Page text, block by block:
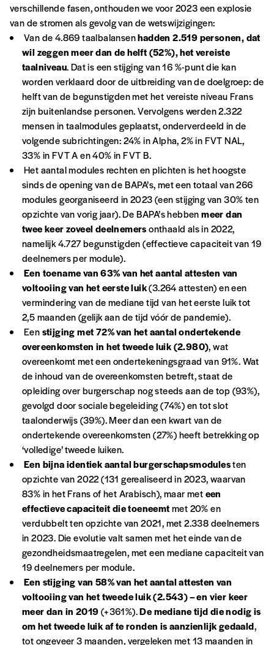
*Prix indicatif, frais de port inclus
Par numéro
5€*
*Prix indicatif, frais de port inclus
Je m'abonne à l'Imag
Format papier (livraison uniquement
en Belgique)
Format numérique
Je commande au numéro
Édition papier (livraison en Belgique
uniquement)
Quantité
AJOUTER
Édition numérique
AJOUTER
Offre découverte
Vous souhaitez découvrirImag? Nous vous
offrons les deux derniers numéros publiés.
Je souhaite bénéficier de l’offre
verschillende fasen, onthouden we voor 2023 een explosie
van de stromen als gevolg van de wetswijzigingen:
Van de 4.869 taalbalansenhadden 2.519 personen, dat
wil zeggen meer dan de helft (52%), het vereiste
taalniveau. Dat is een stijging van 16 %-punt die kan
worden verklaard door de uitbreiding van de doelgroep: de
helft van de begunstigden met het vereiste niveau Frans
zijn buitenlandse personen. Vervolgens werden 2.322
mensen in taalmodules geplaatst, onderverdeeld in de
volgende subrichtingen: 24% in Alpha, 2% in FVT NAL,
33% in FVT A en 40% in FVT B.
Het aantal modules rechten en plichten is het hoogste
sinds de opening van de BAPA’s, met een totaal van 266
modules georganiseerd in 2023 (een stijging van 30% ten
opzichte van vorig jaar). De BAPA’s hebbenmeer dan
twee keer zoveel deelnemersonthaald als in 2022,
namelijk 4.727 begunstigden (effectieve capaciteit van 19
deelnemers per module).
Een toename van 63% van het aantal attesten van
voltooiing van het eerste luik(3.264 attesten) en een
vermindering van de mediane tijd van het eerste luik tot
2,5 maanden (gelijk aan de tijd vóór de pandemie).
Eenstijging met 72% van het aantal ondertekende
overeenkomsten in het tweede luik (2.980), wat
overeenkomt met een ondertekeningsgraad van 91%. Wat
de inhoud van de overeenkomsten betreft, staat de
opleiding over burgerschap nog steeds aan de top (93%),
gevolgd door sociale begeleiding (74%) en tot slot
taalonderwijs (39%). Meer dan een kwart van de
ondertekende overeenkomsten (27%) heeft betrekking op
‘volledige’ tweede luiken.
Een bijna identiek aantal burgerschapsmodulesten
opzichte van 2022 (131 gerealiseerd in 2023, waarvan
83% in het Frans of het Arabisch), maar meteen
effectieve capaciteit die toeneemtmet 20% en
verdubbelt ten opzichte van 2021, met 2.338 deelnemers
in 2023. Die evolutie valt samen met het einde van de
gezondheidsmaatregelen, met een mediane capaciteit van
19 deelnemers per module.
Een stijging van 58% van het aantal attesten van
voltooiing van het tweede luik (2.543) – en vier keer
meer dan in 2019(+361%).De mediane tijd die nodig is
om het tweede luik af te ronden is aanzienlijk gedaald,
tot ongeveer 3 maanden, vergeleken met 13 maanden in